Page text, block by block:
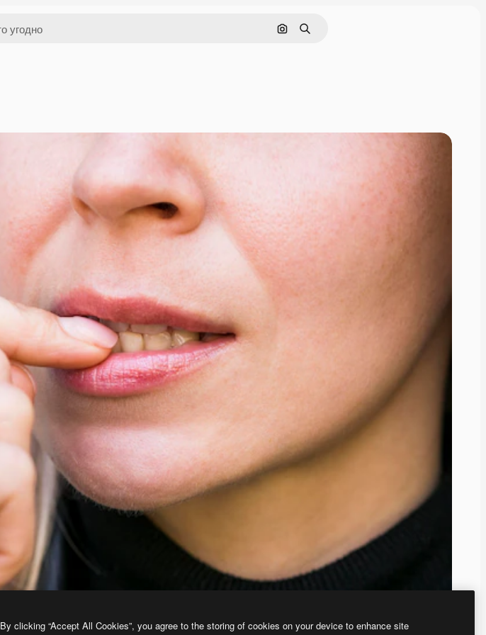
Поиск по изображению
Поиск
By clicking “Accept All Cookies”, you agree to the storing of cookies on your device to enhance site